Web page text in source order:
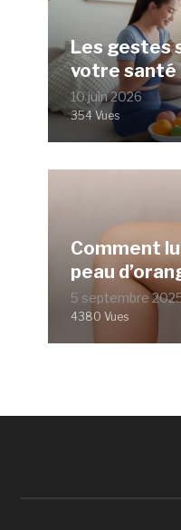
Les gestes
votre santé
10 juin 2026
354 Vues
Comment
peau
5 septembre
4380 Vues